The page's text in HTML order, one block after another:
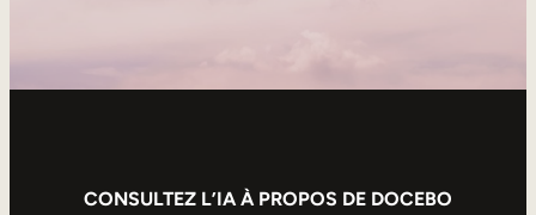
CONSULTEZ L’IA À PROPOS DE DOCEBO